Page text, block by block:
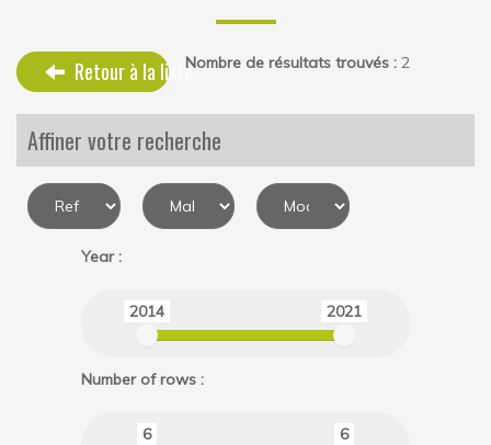
Retour à la listeNombre de résultats trouvés : 2
Affiner votre recherche
Year :
2014 2021
Number of rows :
6 6